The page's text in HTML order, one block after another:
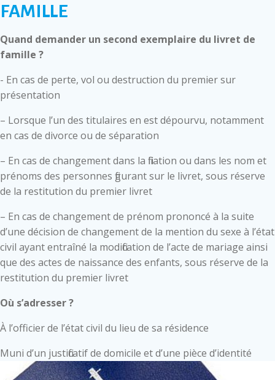
FAMILLE
Quand demander un second exemplaire du livret de
famille ?
- En cas de perte, vol ou destruction du premier sur
présentation
– Lorsque l’un des titulaires en est dépourvu, notamment
en cas de divorce ou de séparation
– En cas de changement dans la filiation ou dans les nom et
prénoms des personnes figurant sur le livret, sous réserve
de la restitution du premier livret
– En cas de changement de prénom prononcé à la suite
d’une décision de changement de la mention du sexe à l’état
civil ayant entraîné la modification de l’acte de mariage ainsi
que des actes de naissance des enfants, sous réserve de la
restitution du premier livret
Où s’adresser ?
À l’officier de l’état civil du lieu de sa résidence
Muni d’un justificatif de domicile et d’une pièce d’identité